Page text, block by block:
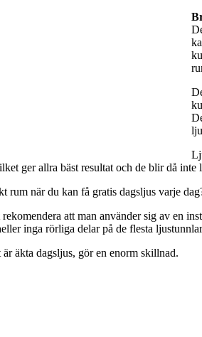
ger allra bäst resultat och de blir då inte
rum när du kan få gratis dagsljus varje
att man använder sig av en
inga rörliga delar på de flesta
äkta dagsljus, gör en enorm skillnad.